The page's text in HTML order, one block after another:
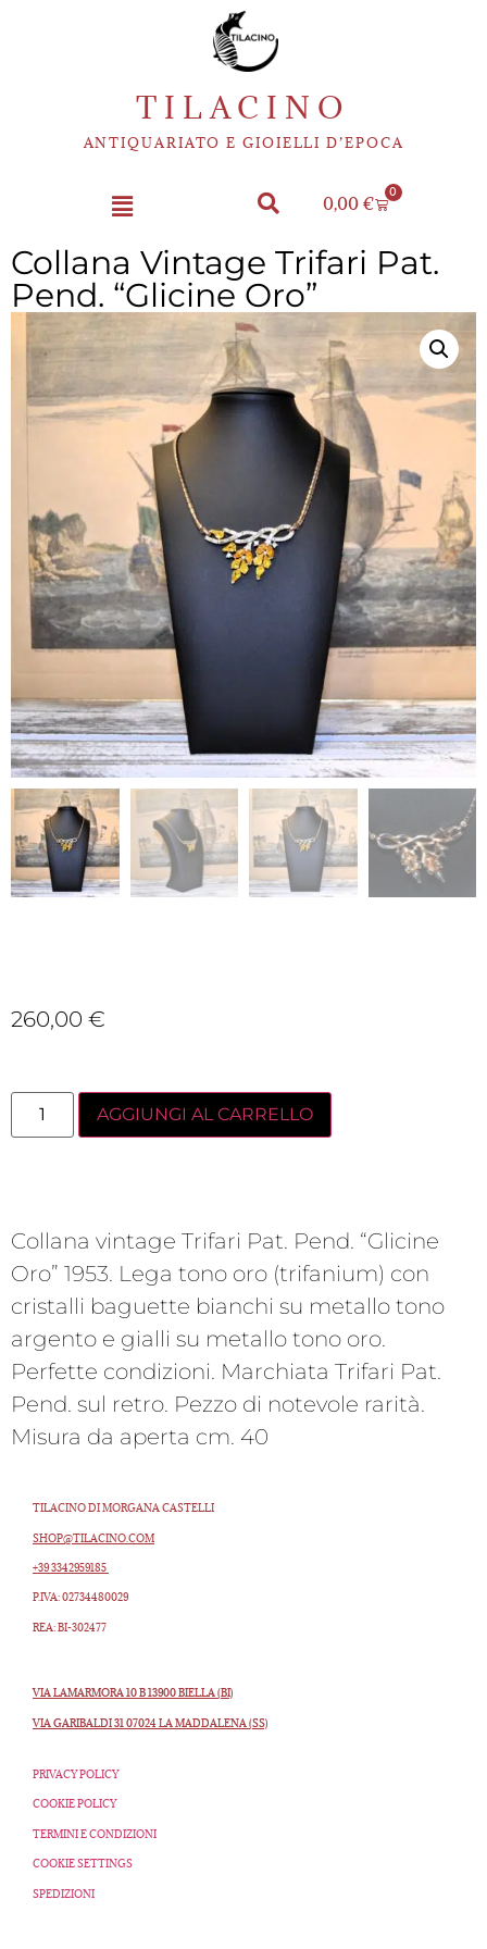
TILACINO
ANTIQUARIATO E GIOIELLI D’EPOCA
0,00 €
0
Collana Vintage Trifari Pat.
Pend. “Glicine Oro”
260,00 €
AGGIUNGI AL CARRELLO
Collana vintage Trifari Pat. Pend. “Glicine
Oro” 1953. Lega tono oro (trifanium) con
cristalli baguette bianchi su metallo tono
argento e gialli su metallo tono oro.
Perfette condizioni. Marchiata Trifari Pat.
Pend. sul retro. Pezzo di notevole rarità.
Misura da aperta cm. 40
TILACINO DI MORGANA CASTELLI
SHOP@TILACINO.COM
+39 3342959185
P.IVA: 02734480029
REA: BI-302477
VIA LAMARMORA 10 B 13900 BIELLA (BI)
VIA GARIBALDI 31 07024 LA MADDALENA (SS)
PRIVACY POLICY
COOKIE POLICY
TERMINI E CONDIZIONI
COOKIE SETTINGS
SPEDIZIONI